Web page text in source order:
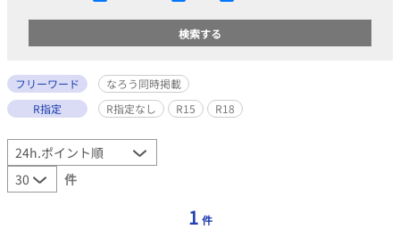
フリーワード
なろう同時掲載
R指定
R指定なし R15 R18
件
1 件